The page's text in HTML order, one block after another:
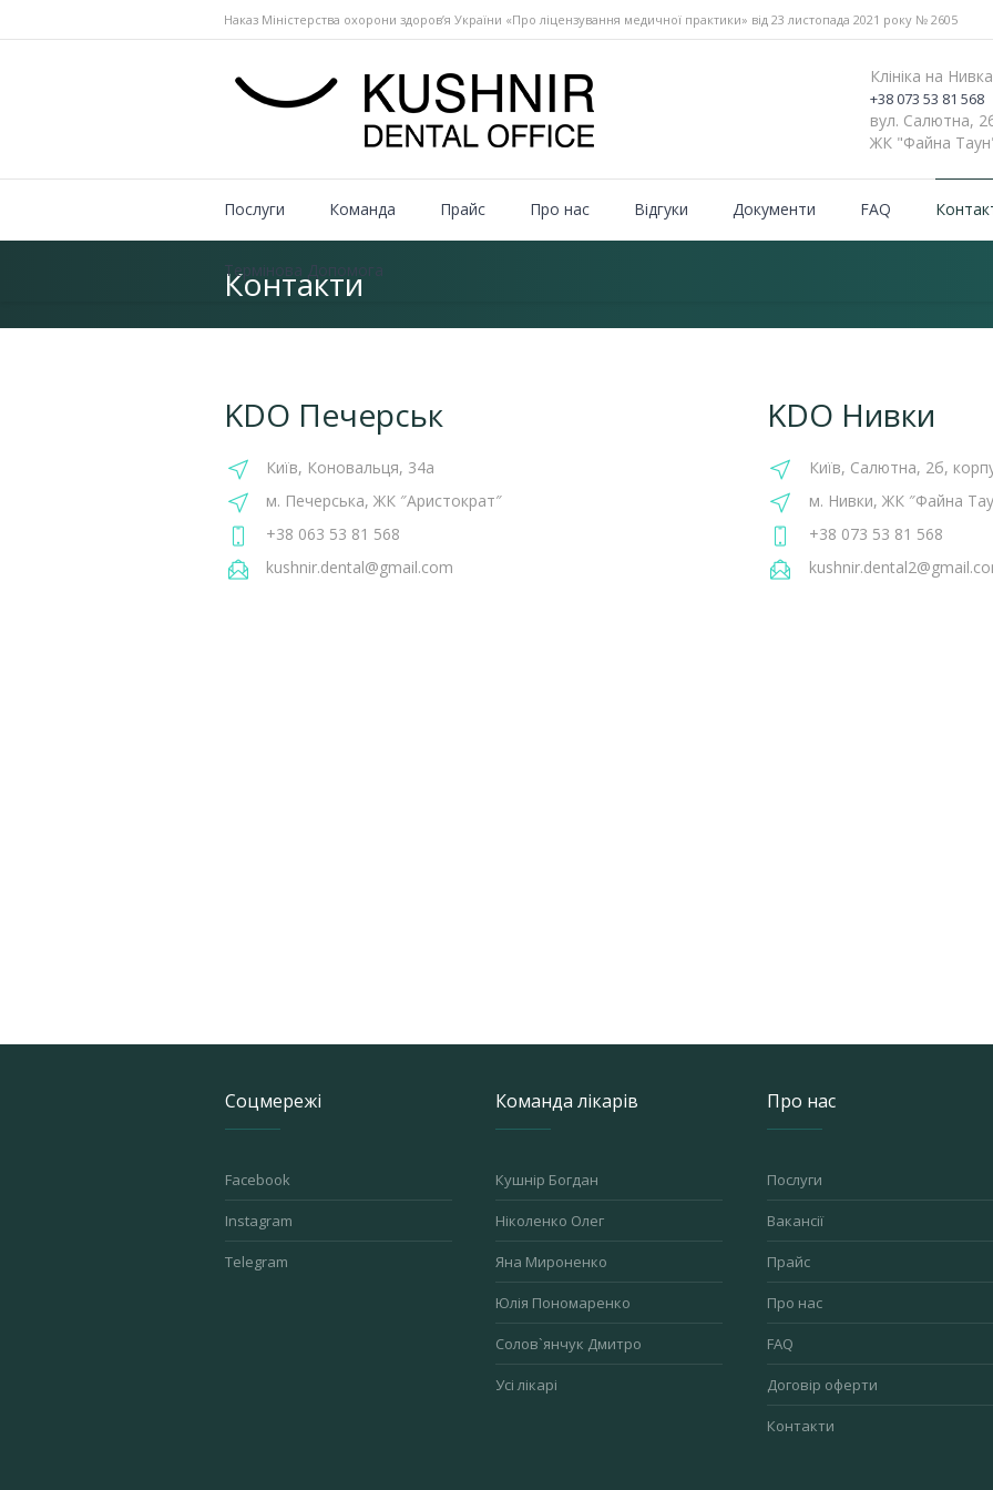
Наказ Міністерства охорони здоров’я України «Про ліцензування медичної практики» від 23 листопада 2021 року № 2605
Клініка на
+38 073 53 81 568
вул. Салютна,
ЖК "Файна
Послуги Команда Прайс Про нас Відгуки Документи FAQ
Термінова Допомога
Контакти
KDO Печерськ
Київ, Коновальця, 34а
м. Печерська, ЖК ″Аристократ″
+38 063 53 81 568
kushnir.dental@gmail.com
KDO Нивки
Київ, Салютна, 2б,
м. Нивки, ЖК ″Файна
+38 073 53 81 568
Соцмережі
Facebook
Instagram
Telegram
Команда лікарів
Кушнір Богдан
Ніколенко Олег
Яна Мироненко
Юлія Пономаренко
Солов`янчук Дмитро
Усі лікарі
Про нас
Послуги
Вакансії
Прайс
Про нас
FAQ
Договір оферти
Контакти